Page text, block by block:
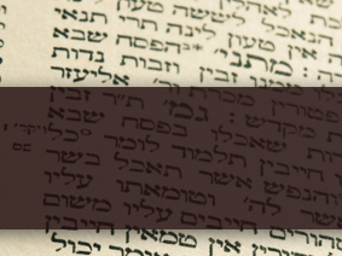
https://
גמרא להלכה